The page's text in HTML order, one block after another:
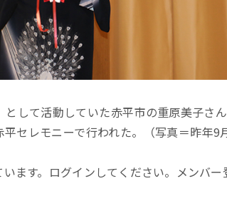
して活動していた赤平市の重原美子さ
セレモニーで行われた。（写真＝昨年9
ます。ログインしてください。メンバ